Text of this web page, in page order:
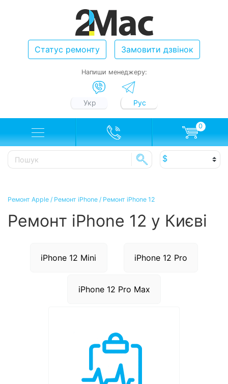
Статус ремонту Замовити дзвінок
Напиши менеджеру:
Укр Рус
0
Ремонт Apple / Ремонт iPhone / Ремонт iPhone 12
Ремонт iPhone 12 у Києві
iPhone 12 Mini iPhone 12 Pro
iPhone 12 Pro Max